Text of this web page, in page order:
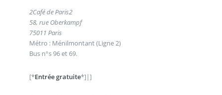
2Café de Paris2
58, rue Oberkampf
75011 Paris
Métro : Ménilmontant (Ligne 2)
Bus n°s 96 et 69.
[*Entrée gratuite*]|]